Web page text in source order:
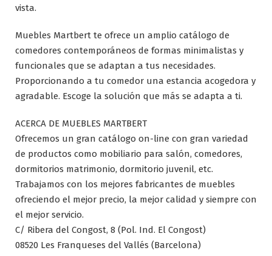
vista.
Muebles Martbert te ofrece un amplio catálogo de
comedores contemporáneos de formas minimalistas y
funcionales que se adaptan a tus necesidades.
Proporcionando a tu comedor una estancia acogedora y
agradable. Escoge la solución que más se adapta a ti.
ACERCA DE MUEBLES MARTBERT
Ofrecemos un gran catálogo on-line con gran variedad
de productos como mobiliario para salón, comedores,
dormitorios matrimonio, dormitorio juvenil, etc.
Trabajamos con los mejores fabricantes de muebles
ofreciendo el mejor precio, la mejor calidad y siempre con
el mejor servicio.
C/ Ribera del Congost, 8 (Pol. Ind. El Congost)
08520 Les Franqueses del Vallés (Barcelona)